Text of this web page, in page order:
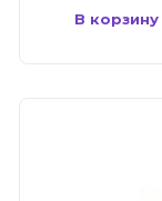
В корзину